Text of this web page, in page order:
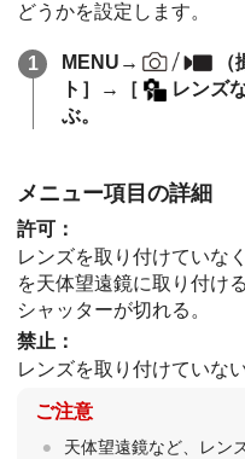
どうかを設定します。
MENU → （
ト］
→ ［ レンズ
ぶ。
メニュー項目の詳細
許可 ：
レンズを取り付けていな
を天体望遠鏡に取り付け
シャッターが切れる。
禁止 ：
レンズを取り付けていな
ご注意
天体望遠鏡など、レン